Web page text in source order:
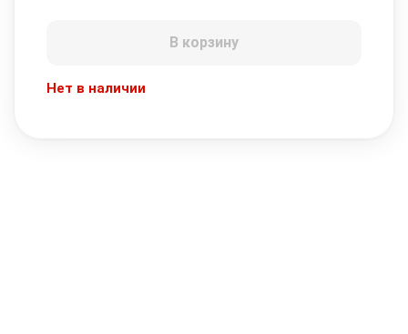
В корзину
Нет в наличии